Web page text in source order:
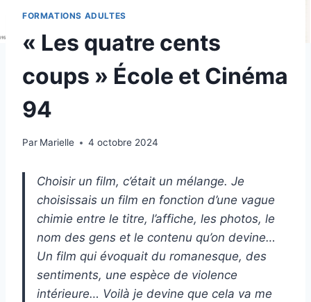
FORMATIONS ADULTES
« Les quatre cents
coups » École et Cinéma
94
Par Marielle 4 octobre 2024
Choisir un film, c’était un mélange. Je
choisissais un film en fonction d’une vague
chimie entre le titre, l’affiche, les photos, le
nom des gens et le contenu qu’on devine…
Un film qui évoquait du romanesque, des
sentiments, une espèce de violence
intérieure… Voilà je devine que cela va me